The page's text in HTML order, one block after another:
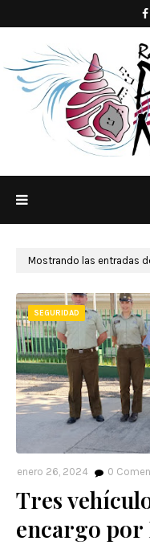
Mostrando las entradas
SEGURIDAD
enero 26, 2024 0
Tres
encargo por